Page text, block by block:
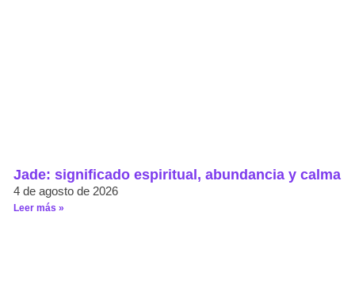
Jade: significado espiritual, abundancia y calma
4 de agosto de 2026
Leer más »